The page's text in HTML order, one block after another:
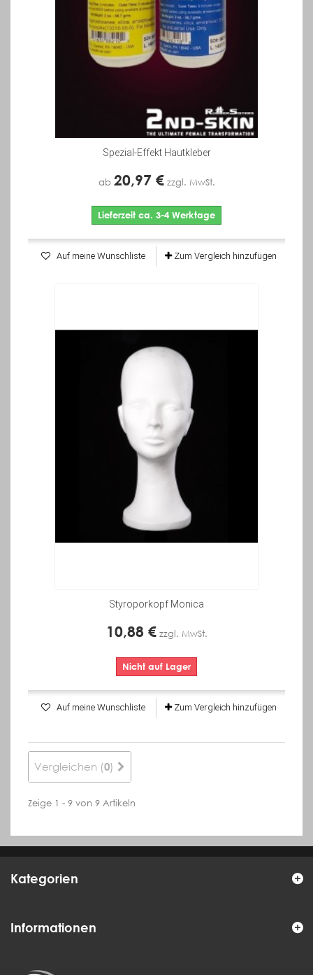
Spezial-Effekt Hautkleber
ab 20,97 € zzgl. MwSt.
Lieferzeit ca. 3-4 Werktage
Auf meine Wunschliste Zum Vergleich hinzufügen
Styroporkopf Monica
10,88 € zzgl. MwSt.
Nicht auf Lager
Auf meine Wunschliste Zum Vergleich hinzufügen
Vergleichen (0)
Zeige 1 - 9 von 9 Artikeln
Kategorien
Informationen